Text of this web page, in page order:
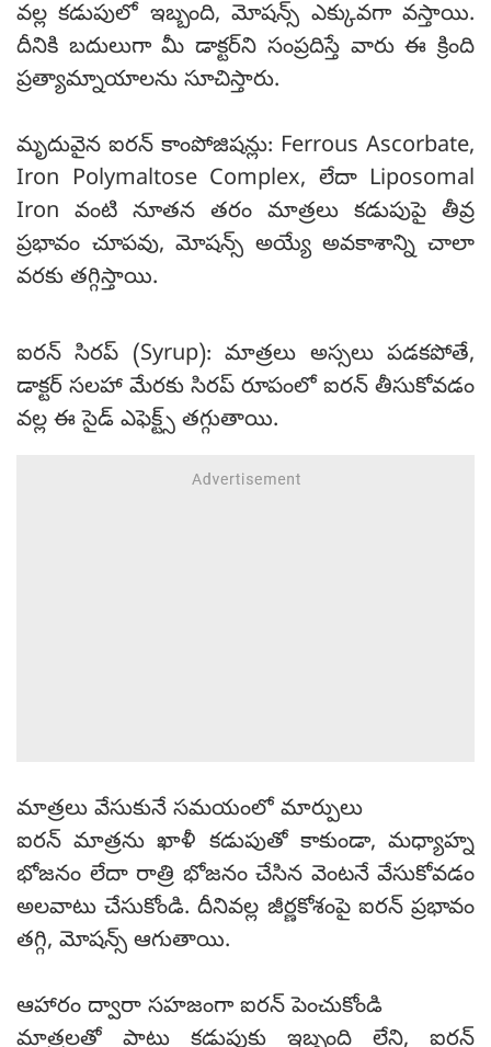
వల్ల కడుపులో ఇబ్బంది, మోషన్స్ ఎక్కువగా వస్తాయి.
దీనికి బదులుగా మీ డాక్టర్‌ని సంప్రదిస్తే వారు ఈ క్రింది
ప్రత్యామ్నాయాలను సూచిస్తారు.
మృదువైన ఐరన్ కాంపోజిషన్లు: Ferrous Ascorbate,
Iron Polymaltose Complex, లేదా Liposomal
Iron వంటి నూతన తరం మాత్రలు కడుపుపై తీవ్ర
ప్రభావం చూపవు, మోషన్స్ అయ్యే అవకాశాన్ని చాలా
వరకు తగ్గిస్తాయి.
ఐరన్ సిరప్ (Syrup): మాత్రలు అస్సలు పడకపోతే,
డాక్టర్ సలహా మేరకు సిరప్ రూపంలో ఐరన్ తీసుకోవడం
వల్ల ఈ సైడ్ ఎఫెక్ట్స్ తగ్గుతాయి.
మాత్రలు వేసుకునే సమయంలో మార్పులు
ఐరన్ మాత్రను ఖాళీ కడుపుతో కాకుండా, మధ్యాహ్న
భోజనం లేదా రాత్రి భోజనం చేసిన వెంటనే వేసుకోవడం
అలవాటు చేసుకోండి. దీనివల్ల జీర్ణకోశంపై ఐరన్ ప్రభావం
తగ్గి, మోషన్స్ ఆగుతాయి.
ఆహారం ద్వారా సహజంగా ఐరన్ పెంచుకోండి
మాత్రలతో పాటు కడుపుకు ఇబ్బంది లేని, ఐరన్